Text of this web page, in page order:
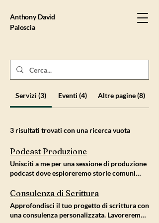
Anthony David
Paloscia
Servizi (3) Eventi (4) Altre pagine (8)
3 risultati trovati con una ricerca vuota
Podcast Produzione
Unisciti a me per una sessione di produzione
podcast dove esploreremo storie comuni
creeremo episodi che risuonano con il
pubblico, garantendo contenuti emozionanti
e avvincenti.
Consulenza di Scrittura
Approfondisci il tuo progetto di scrittura con
una consulenza personalizzata. Lavoreremo